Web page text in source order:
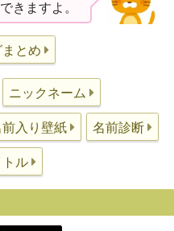
きますよ。
とめ
ニックネーム
前入り壁紙 名前診断
ル